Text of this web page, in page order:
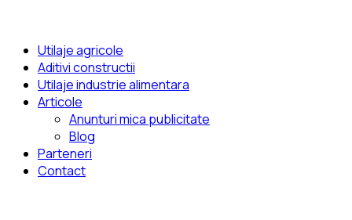
Utilaje agricole
Aditivi constructii
Utilaje industrie alimentara
Articole
Anunturi mica publicitate
Blog
Parteneri
Contact